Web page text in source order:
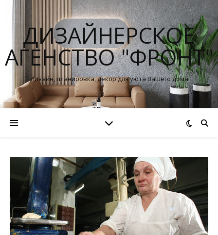
ДИЗАЙНЕРСКОЕ
АГЕНСТВО "ФРОНТ"
Дизайн, планировка, декор для уюта Вашего дома